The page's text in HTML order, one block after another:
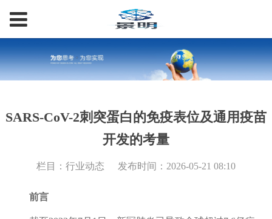
SARS-CoV-2刺突蛋白的免疫表位及通用疫苗
开发的考量
栏目：行业动态 发布时间：2026-05-21 08:10
前言